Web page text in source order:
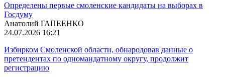
Определены первые смоленские кандидаты на выборах в
Госдуму
Анатолий ГАПЕЕНКО
24.07.2026 16:21
Избирком Смоленской области, обнародовав данные о
претендентах по одномандатному округу, продолжит
регистрацию